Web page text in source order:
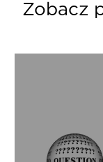
Zobacz